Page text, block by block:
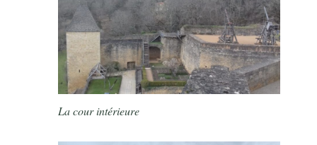
La cour intérieure